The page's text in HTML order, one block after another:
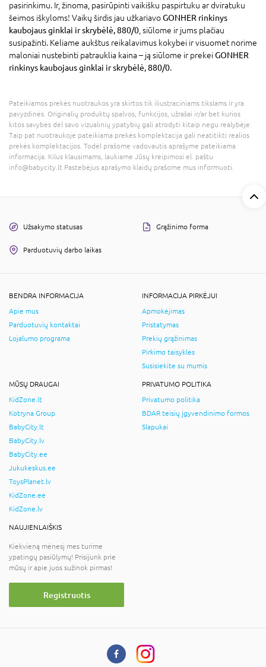
pasirinkimu. Ir, žinoma, pasirūpinti vaikišku paspirtuku ar dviratuku
šeimos iškyloms! Vaikų širdis jau užkariavoGONHER rinkinys
kaubojaus ginklai ir skrybėlė, 880/0, siūlome ir jums plačiau
susipažinti. Keliame aukštus reikalavimus kokybei ir visuomet norime
maloniai nustebinti patrauklia kaina – ją siūlome ir prekeiGONHER
rinkinys kaubojaus ginklai ir skrybėlė, 880/0.
Pateikiamos prekės nuotraukos yra skirtos tik iliustraciniams tikslams ir yra
pavyzdinės. Originalių produktų spalvos, funkcijos, užrašai ir/ar bet kurios
kitos savybės dėl savo vizualinių ypatybių gali atrodyti kitaip negu realybėje.
Taip pat nuotraukoje pateikiama prekės komplektacija gali neatitikti realios
prekės komplektacijos. Todėl prašome vadovautis aprašyme pateikiama
informacija. Kilus klausimams, laukiame Jūsų kreipimosi el. paštu
info@babycity.lt Pastebėjus aprašymo klaidų prašome mus informuoti.
Užsakymo statusas Grąžinimo forma
Parduotuvių darbo laikas
BENDRA INFORMACIJA
Apie mus
Parduotuvių kontaktai
Lojalumo programa
INFORMACIJA PIRKĖJUI
Apmokėjimas
Pristatymas
Prekių grąžinimas
Pirkimo taisyklės
Susisiekite su mumis
MŪSŲ DRAUGAI
KidZone.lt
Kotryna Group
BabyCity.lt
BabyCity.lv
BabyCity.ee
Jukukeskus.ee
ToysPlanet.lv
KidZone.ee
KidZone.lv
PRIVATUMO POLITIKA
Privatumo politika
BDAR teisių įgyvendinimo formos
Slapukai
NAUJIENLAIŠKIS
Kiekvieną mėnesį mes turime
ypatingų pasiūlymų! Prisijunk prie
mūsų ir apie juos sužinok pirmas!
Registruotis